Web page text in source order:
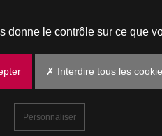
donne le contrôle sur ce que
✗ Interdire tous les
Personnaliser